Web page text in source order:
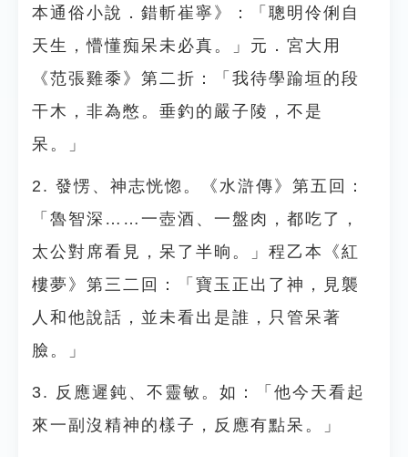
本通俗小說．錯斬崔寧》：「聰明伶俐自
天生，懵懂痴呆未必真。」元．宮大用
《范張雞黍》第二折：「我待學踰垣的段
干木，非為憋。垂釣的嚴子陵，不是
呆。」
2. 發愣、神志恍惚。《水滸傳》第五回：
「魯智深……一壺酒、一盤肉，都吃了，
太公對席看見，呆了半晌。」程乙本《紅
樓夢》第三二回：「寶玉正出了神，見襲
人和他說話，並未看出是誰，只管呆著
臉。」
3. 反應遲鈍、不靈敏。如：「他今天看起
來一副沒精神的樣子，反應有點呆。」